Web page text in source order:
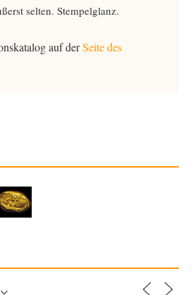
selten. Stempelglanz.
auf derSeite des